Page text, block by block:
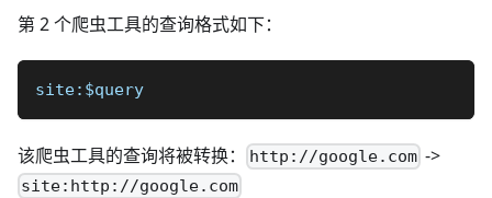
第 2 个爬虫工具的查询格式如下：
site:$query
该爬虫工具的查询将被转换： http://google.com ->
site:http://google.com